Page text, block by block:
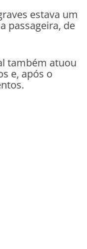
estava um
passageira, de
também atuou
e, após o